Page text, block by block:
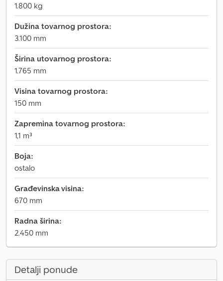
1.800 kg
Dužina tovarnog prostora:
3.100 mm
Širina utovarnog prostora:
1.765 mm
Visina tovarnog prostora:
150 mm
Zapremina tovarnog prostora:
1,1 m³
Boja:
ostalo
Građevinska visina:
670 mm
Radna širina:
2.450 mm
Detalji ponude